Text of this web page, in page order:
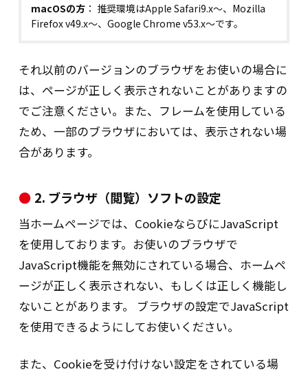
る保有個人データに関する開示等（上記
1、2、3）のお申し出は、以下の方法にて
示等の求めには応じられない場合がありま
すので、ご了承ください。
受付手続
下記の受付窓口まで、当社所定の開示請求
上、必要書類を同封して、郵送にてお申込
みください（郵送料は請求者のご負担とな
ります）。 下記方法により、ご本人（また
は代理人）であることを確認した上で、書
面の交付により回答いたします。なお、開
示の手続き（上記1）1件につき1,000円
（別途消費税）の手数料をお支払いいただ
きます。
受付窓口
macOSの方： 推奨環境はApple Safari9.x～、Mozilla
Firefox v49.x～、Google Chrome v53.x～です。
それ以前のバージョンのブラウザをお使いの場合に
は、ページが正しく表示されないことがありますの
でご注意ください。また、フレームを使用している
ため、一部のブラウザにおいては、表示されない場
合があります。
2. ブラウザ（閲覧）ソフトの設定
当ホームページでは、CookieならびにJavaScript
を使用しております。お使いのブラウザで
JavaScript機能を無効にされている場合、ホームペ
ージが正しく表示されない、もしくは正しく機能し
ないことがあります。 ブラウザの設定でJavaScript
を使用できるようにしてお使いください。
また、Cookieを受け付けない設定をされている場